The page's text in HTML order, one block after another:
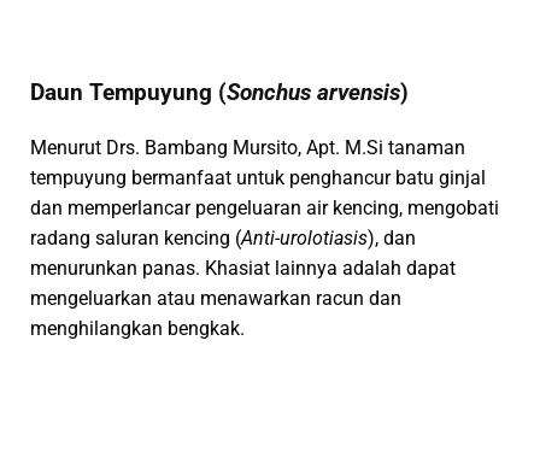
Daun Tempuyung (Sonchus arvensis)
Menurut Drs. Bambang Mursito, Apt. M.Si tanaman
tempuyung bermanfaat untuk penghancur batu ginjal
dan memperlancar pengeluaran air kencing, mengobati
radang saluran kencing (Anti-urolotiasis), dan
menurunkan panas. Khasiat lainnya adalah dapat
mengeluarkan atau menawarkan racun dan
menghilangkan bengkak.